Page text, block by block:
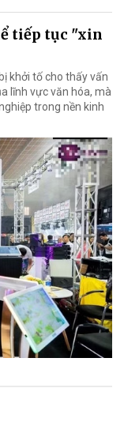
tiếp tục "xin
khởi tố cho thấy vấn
lĩnh vực văn hóa, mà
trong nền kinh